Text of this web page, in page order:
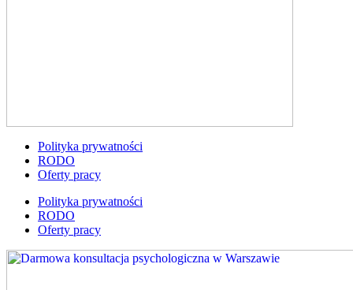
Polityka prywatności
RODO
Oferty pracy
Polityka prywatności
RODO
Oferty pracy